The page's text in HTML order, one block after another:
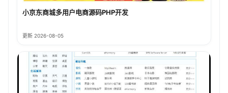
小京东商城多用户电商源码PHP开发
更新 2026-08-05